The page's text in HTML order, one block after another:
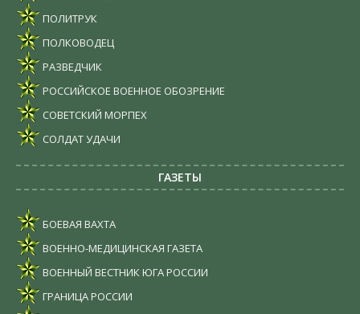
ПОЛИТРУК
ПОЛКОВОДЕЦ
РАЗВЕДЧИК
РОССИЙСКОЕ ВОЕННОЕ ОБОЗРЕНИЕ
СОВЕТСКИЙ МОРПЕХ
СОЛДАТ УДАЧИ
ГАЗЕТЫ
БОЕВАЯ ВАХТА
ВОЕННО-МЕДИЦИНСКАЯ ГАЗЕТА
ВОЕННЫЙ ВЕСТНИК ЮГА РОССИИ
ГРАНИЦА РОССИИ